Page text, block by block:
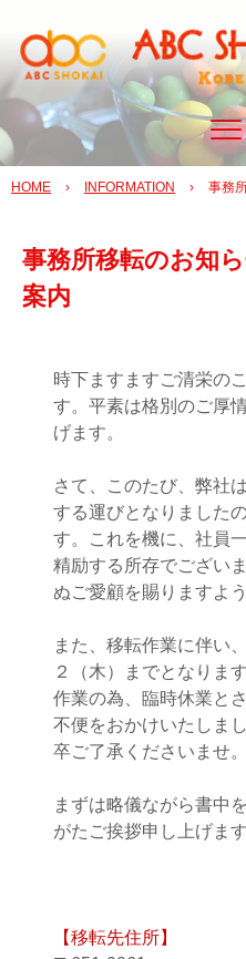
HOME › INFORMATION › 事務
事務所移転のお知
案内
時下ますますご清栄の
す。平素は格別のご厚
げます。
さて、このたび、弊社
する運びとなりました
す。これを機に、社員
精励する所存でござい
ぬご愛顧を賜りますよ
また、移転作業に伴い
２（木）までとなりま
作業の為、臨時休業と
不便をおかけいたしま
卒ご了承くださいませ。
まずは略儀ながら書中
がたご挨拶申し上げます
【移転先住所】